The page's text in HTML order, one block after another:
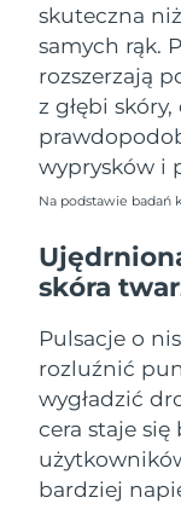
skuteczna
samych rąk.
rozszerzają
z głębi
wyprysków i
Na podstawie
skóra
Pulsacje o
rozluźnić
wygładzić
cera staje się
bardziej
Portugalia
Portoryko
Katar
Reunion
Rumunia
Rosja
Arabia